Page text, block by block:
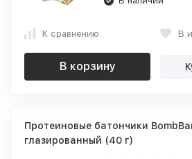
К сравнению В
В корзину
Протеиновые батончики
глазированный (40 г)